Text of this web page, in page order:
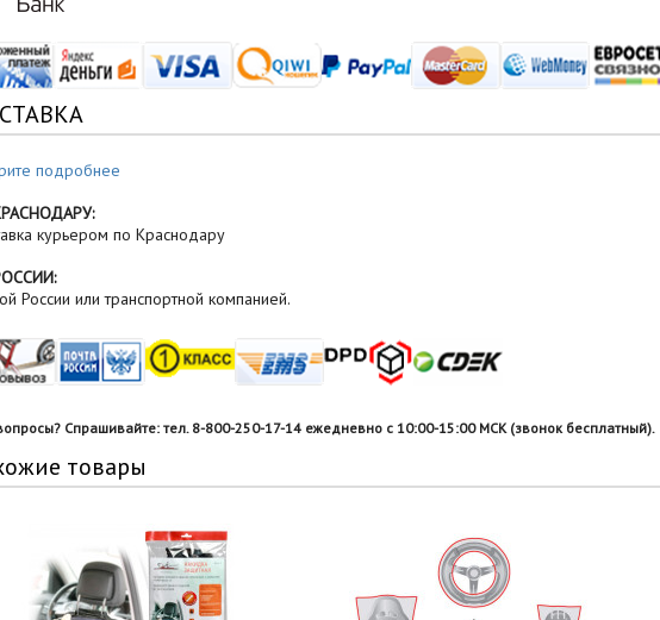
подробнее
курьером по Краснодару
России или транспортной компанией.
Спрашивайте: тел. 8-800-250-17-14 ежедневно с 10:00-15:00 МСК (звонок бесплатный).
товары